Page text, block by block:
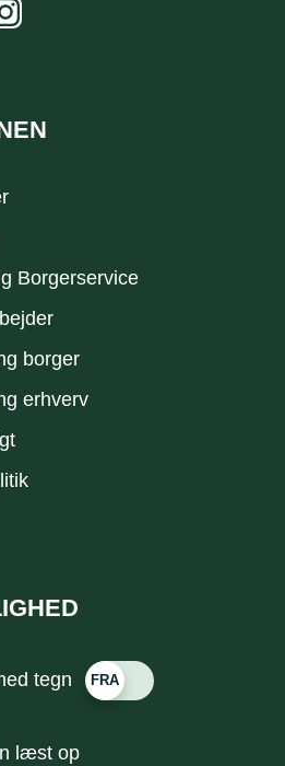
Borgerservice
borger
erhverv
tegn
læst op